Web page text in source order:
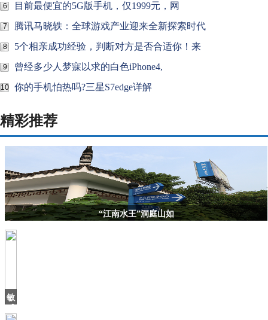
6 目前最便宜的5G版手机，仅1999元，网
7 腾讯马晓轶：全球游戏产业迎来全新探索时代
8 5个相亲成功经验，判断对方是否合适你！来
9 曾经多少人梦寐以求的白色iPhone4,
10 你的手机怕热吗?三星S7edge详解
精彩推荐
“江南水王”洞庭山如
敏